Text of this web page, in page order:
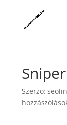
Szerző: